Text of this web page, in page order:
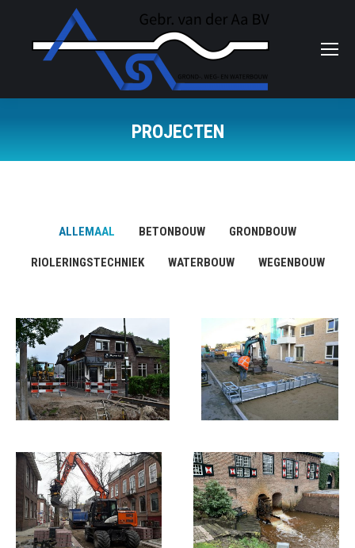
PROJECTEN
ALLEMAAL BETONBOUW GRONDBOUW
RIOLERINGSTECHNIEK WATERBOUW WEGENBOUW